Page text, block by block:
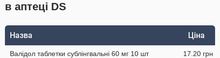
в аптеці DS
Назва Ціна
Валідол таблетки сублінгвальні 60 мг 10 шт 17.20 грн